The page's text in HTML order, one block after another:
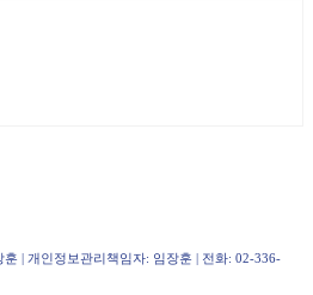
| 개인정보관리책임자: 임장훈 | 전화: 02-336-